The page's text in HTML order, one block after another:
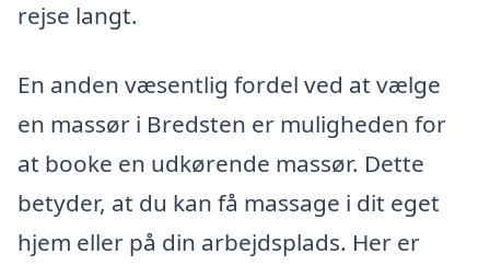
rejse langt.
En anden væsentlig fordel ved at vælge
en massør i Bredsten er muligheden for
at booke en udkørende massør. Dette
betyder, at du kan få massage i dit eget
hjem eller på din arbejdsplads. Her er